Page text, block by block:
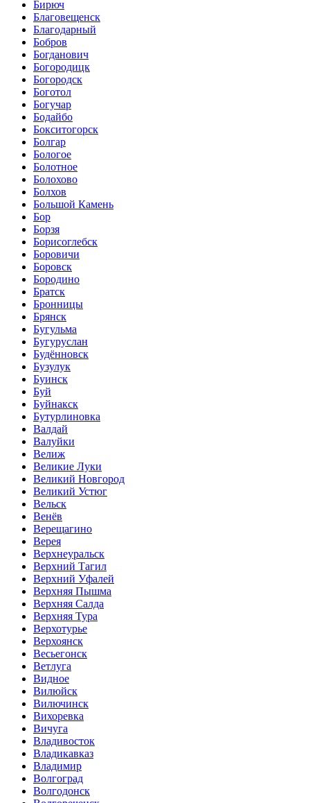
Бирюч
Благовещенск
Благодарный
Бобров
Богданович
Богородицк
Богородск
Боготол
Богучар
Бодайбо
Бокситогорск
Болгар
Бологое
Болотное
Болохово
Болхов
Большой Камень
Бор
Борзя
Борисоглебск
Боровичи
Боровск
Бородино
Братск
Бронницы
Брянск
Бугульма
Бугуруслан
Будённовск
Бузулук
Буинск
Буй
Буйнакск
Бутурлиновка
Валдай
Валуйки
Велиж
Великие Луки
Великий Новгород
Великий Устюг
Вельск
Венёв
Верещагино
Верея
Верхнеуральск
Верхний Тагил
Верхний Уфалей
Верхняя Пышма
Верхняя Салда
Верхняя Тура
Верхотурье
Верхоянск
Весьегонск
Ветлуга
Видное
Вилюйск
Вилючинск
Вихоревка
Вичуга
Владивосток
Владикавказ
Владимир
Волгоград
Волгодонск